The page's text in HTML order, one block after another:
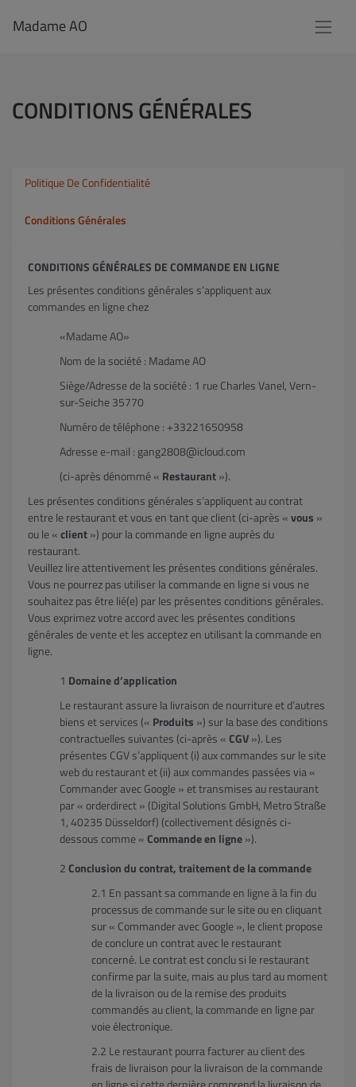
Madame AO
CONDITIONS GÉNÉRALES
Politique De Confidentialité
Conditions Générales
CONDITIONS GÉNÉRALES DE COMMANDE EN LIGNE
Les présentes conditions générales s’appliquent aux
commandes en ligne chez
«Madame AO»
Nom de la société : Madame AO
Siège/Adresse de la société : 1 rue Charles Vanel, Vern-
sur-Seiche 35770
Numéro de téléphone : +33221650958
Adresse e-mail : gang2808@icloud.com
(ci-après dénommé « Restaurant»).
Les présentes conditions générales s’appliquent au contrat
entre le restaurant et vous en tant que client (ci-après «vous »
ou le «client») pour la commande en ligne auprès du
restaurant.
Veuillez lire attentivement les présentes conditions générales.
Vous ne pourrez pas utiliser la commande en ligne si vous ne
souhaitez pas être lié(e) par les présentes conditions générales.
Vous exprimez votre accord avec les présentes conditions
générales de vente et les acceptez en utilisant la commande en
ligne.
Domaine d’application
Le restaurant assure la livraison de nourriture et d’autres
biens et services (« Produits ») sur la base des conditions
contractuelles suivantes (ci-après «CGV»). Les
présentes CGV s’appliquent (i) aux commandes sur le site
web du restaurant et (ii) aux commandes passées via «
Commander avec Google » et transmises au restaurant
par « orderdirect » (Digital Solutions GmbH, Metro Straße
1, 40235 Düsseldorf) (collectivement désignés ci-
dessous comme «Commande en ligne»).
Conclusion du contrat, traitement de la commande
En passant sa commande en ligne à la fin du
processus de commande sur le site ou en cliquant
sur « Commander avec Google », le client propose
de conclure un contrat avec le restaurant
concerné. Le contrat est conclu si le restaurant
confirme par la suite, mais au plus tard au moment
de la livraison ou de la remise des produits
commandés au client, la commande en ligne par
voie électronique.
Le restaurant pourra facturer au client des
frais de livraison pour la livraison de la commande